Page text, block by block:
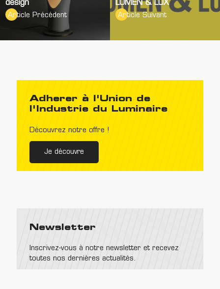
design
Article Précédent
LUMEN & LUX
Article Suivant
Adherer à l'Union de
l'Industrie du Luminaire
Découvrez notre offre !
Je découvre
Newsletter
Inscrivez-vous à notre newsletter et recevez
toutes nos dernières actualités.